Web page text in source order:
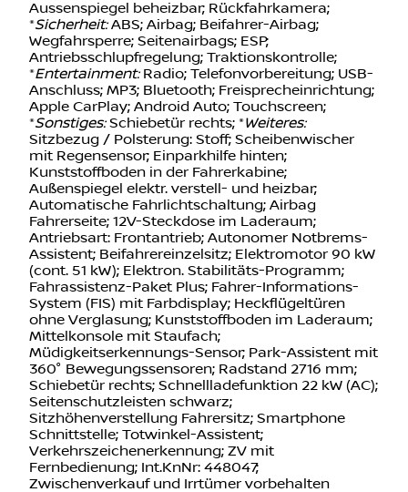
Nebelscheinwerfer; Scheinwerferregulierung;
Aussenspiegel beheizbar; Rückfahrkamera;
*Sicherheit:ABS; Airbag; Beifahrer-Airbag;
Wegfahrsperre; Seitenairbags; ESP;
Antriebsschlupfregelung; Traktionskontrolle;
*Entertainment: Radio; Telefonvorbereitung; USB-
Anschluss; MP3; Bluetooth; Freisprecheinrichtung;
Apple CarPlay; Android Auto; Touchscreen;
*Sonstiges:Schiebetür rechts; *Weiteres:
Sitzbezug / Polsterung: Stoff; Scheibenwischer
mit Regensensor; Einparkhilfe hinten;
Kunststoffboden in der Fahrerkabine;
Außenspiegel elektr. verstell- und heizbar;
Automatische Fahrlichtschaltung; Airbag
Fahrerseite; 12V-Steckdose im Laderaum;
Antriebsart: Frontantrieb; Autonomer Notbrems-
Assistent; Beifahrereinzelsitz; Elektromotor 90 kW
(cont. 51 kW); Elektron. Stabilitäts-Programm;
Fahrassistenz-Paket Plus; Fahrer-Informations-
System (FIS) mit Farbdisplay; Heckflügeltüren
ohne Verglasung; Kunststoffboden im Laderaum;
Mittelkonsole mit Staufach;
Müdigkeitserkennungs-Sensor; Park-Assistent mit
360° Bewegungssensoren; Radstand 2716 mm;
Schiebetür rechts; Schnellladefunktion 22 kW (AC);
Seitenschutzleisten schwarz;
Sitzhöhenverstellung Fahrersitz; Smartphone
Schnittstelle; Totwinkel-Assistent;
Verkehrszeichenerkennung; ZV mit
Fernbedienung; Int.KnNr: 448047;